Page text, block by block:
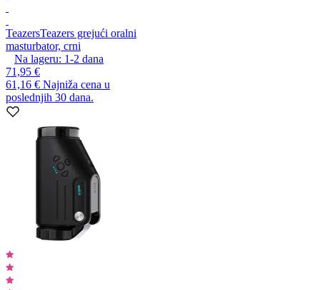
TeazersTeazers grejući oralni
masturbator, crni
Na lageru: 1-2 dana
71,95 €
61,16 € Najniža cena u
poslednjih 30 dana.